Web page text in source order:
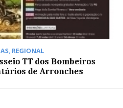
, REGIONAL
TT dos Bombeiros
de Arronches